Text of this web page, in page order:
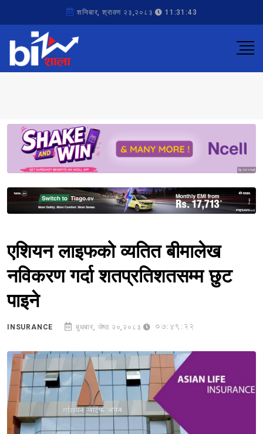
शनिबार, श्रावण २३,२०८३ 11:31:43
Sponsored
Sponsored
एशियन लाइफको व्यतित बीमालेख
नविकरण गर्दा शतप्रतिशतसम्म छुट
पाइने
INSURANCE बुधबार, जेष्ठ २०,२०८३ 07:49:22